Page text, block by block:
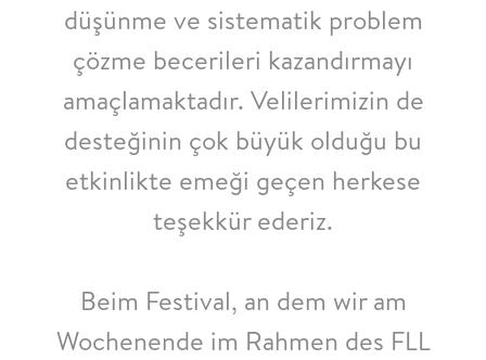
düşünme ve sistematik problem
çözme becerileri kazandırmayı
amaçlamaktadır. Velilerimizin de
desteğinin çok büyük olduğu bu
etkinlikte emeği geçen herkese
teşekkür ederiz.
Beim Festival, an dem wir am
Wochenende im Rahmen des FLL